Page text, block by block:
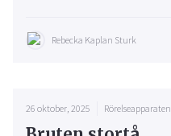
Rebecka Kaplan Sturk
26 oktober, 2025 Rörelseapparaten